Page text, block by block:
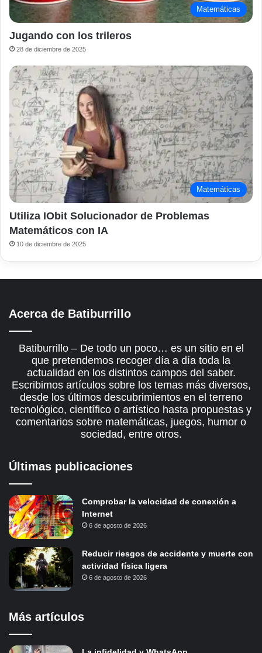
Matemáticas
Jugando con los trileros
28 de diciembre de 2025
Matemáticas
Utiliza IObit Solucionador de Problemas
Matemáticos con IA
10 de diciembre de 2025
Acerca de Batiburrillo
Batiburrillo – De todo un poco… es un sitio en el
que pretendemos recoger día a día toda la
actualidad en los distintos campos del saber.
Escribimos artículos sobre los temas más diversos,
desde los últimos descubrimientos en el terreno
tecnológico, científico o artístico hasta propuestas y
comentarios sobre matemáticas, juegos, humor o
sociedad, entre otros.
Últimas publicaciones
Comprobar la velocidad de conexión a
Internet
6 de agosto de 2026
Reducir riesgos de accidente y muerte con
actividad física ligera
6 de agosto de 2026
Más artículos